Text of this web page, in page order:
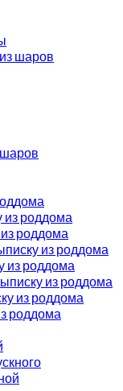
шаров
из роддома
роддома
из роддома
из роддома
из роддома
из роддома
роддома